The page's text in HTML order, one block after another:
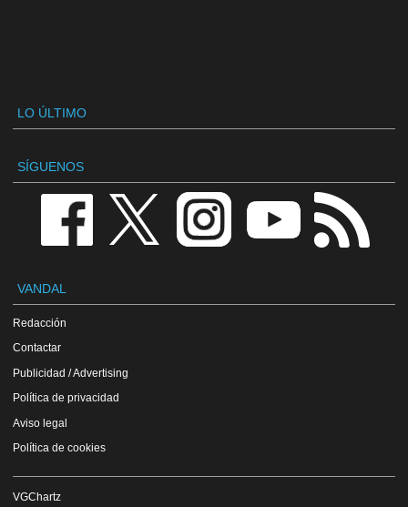
LO ÚLTIMO
SÍGUENOS
VANDAL
Redacción
Contactar
Publicidad / Advertising
Política de privacidad
Aviso legal
Política de cookies
VGChartz